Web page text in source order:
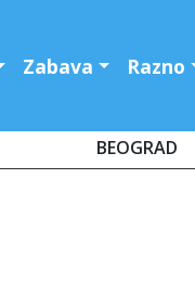
Zabava Razno
BEOGRAD